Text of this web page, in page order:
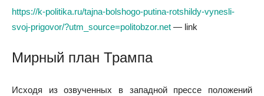
https://k-politika.ru/tajna-bolshogo-putina-rotshildy-vynesli-
svoj-prigovor/?utm_source=politobzor.net — link
Мирный план Трампа
Исходя из озвученных в западной прессе положений